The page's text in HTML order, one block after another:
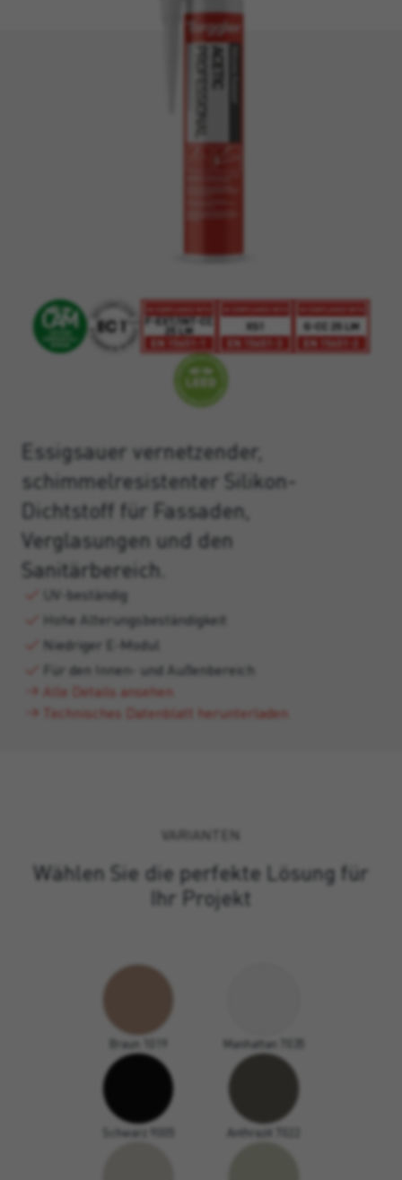
Essigsauer vernetzender,
schimmelresistenter Silikon-
Dichtstoff für Fassaden,
Verglasungen und den
Sanitärbereich.
UV-beständig
Hohe Alterungsbeständigkeit
Niedriger E-Modul
Für den Innen- und Außenbereich
Alle Details ansehen
Technisches Datenblatt herunterladen
VARIANTEN
Wählen Sie die perfekte Lösung für
Ihr Projekt
Braun 1019 Manhattan 7035
Schwarz 9005 Anthrazit 7022